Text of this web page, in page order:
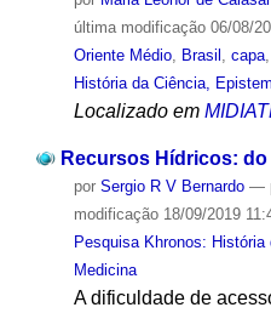
última modificação06/08/
Oriente Médio, Brasil capa,
História da Ciência,
Localizado em
Recursos Hídricos: do
por Sergio R V Bernardo —
modificação18/09/2019
Pesquisa Khronos:
Medicina
A dificuldade de